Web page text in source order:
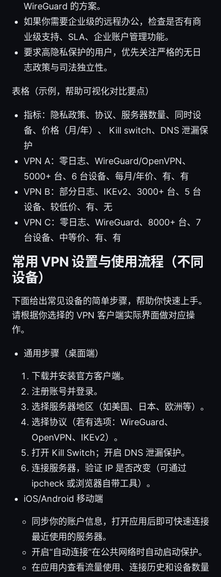
WireGuard 的方案。
如果你需要企业级的远程办公，检查是否有商
业级支持、SLA、企业账户管理功能。
要求高隐私保护的用户，优先关注严格的无日
志政策与司法独立性。
表格（示例，帮助可视化对比要点）
指标：隐私政策、协议、服务器数量、同时设
备、价格（月/年）、 Kill switch、DNS 泄漏保
护
VPN A：零日志、WireGuard/OpenVPN、
5000+ 台、6 台设备、每月/年价、有、有
VPN B：部分日志、IKEv2、3000+ 台、5 台
设备、较低价、有、无
VPN C：零日志、WireGuard、8000+ 台、7
台设备、中等价、有、有
常用 VPN 设置与使用流程（不同
设备）
下面给出常见设备的简单步骤，帮助你快速上手。
请根据你选择的 VPN 客户端实际界面做对应操
作。
通用步骤（桌面端）
下载并安装官方客户端。
注册账号并登录。
选择服务器地区（如美国、日本、欧洲等）。
选择协议（若有选项：WireGuard、
OpenVPN、IKEv2）。
打开 Kill Switch；开启 DNS 泄漏保护。
连接服务器，验证 IP 是否改变（可通过
ipcheck 或浏览器自带工具）。
iOS/Android 移动端
同步你的账户信息，打开应用后即可快速连接
最近使用的服务器。
开启“自动连接”在公共网络时自动启动保护。
在应用内查看流量使用、连接历史和设备数量